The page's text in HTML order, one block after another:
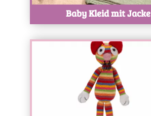
Baby Kleid mit Jacke